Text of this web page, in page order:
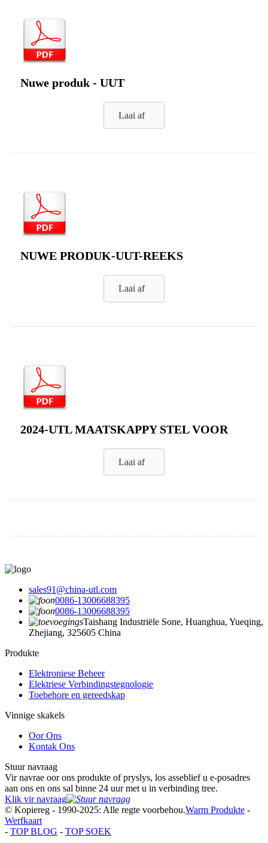
Nuwe produk - UUT
Laai af
NUWE PRODUK-UUT-REEKS
Laai af
2024-UTL MAATSKAPPY STEL VOOR
Laai af
sales91@china-utl.com
0086-13006688395
0086-13006688395
Taishang Industriële Sone, Huanghua, Yueqing,
Zhejiang, 325605 China
Produkte
Elektroniese Beheer
Elektriese Verbindingstegnologie
Toebehore en gereedskap
Vinnige skakels
Oor Ons
Kontak Ons
Stuur navraag
Vir navrae oor ons produkte of pryslys, los asseblief u e-posadres
aan ons en ons sal binne 24 uur met u in verbinding tree.
Klik vir navraag
© Kopiereg - 1990-2025: Alle regte voorbehou.Warm Produkte -
Werfkaart
- TOP BLOG - TOP SOEK